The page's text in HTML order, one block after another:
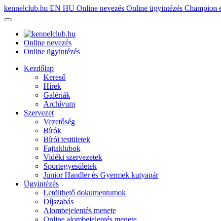
kennelclub.hu EN HU Online nevezés Online ügyintézés Champion
Online nevezés
Online ügyintézés
Kezdőlap
Kereső
Hírek
Galériák
Archívum
Szervezet
Vezetőség
Bírók
Bírói testületek
Fajtaklubok
Vidéki szervezetek
Sportegyesületek
Junior Handler és Gyermek kutyapár
Ügyintézés
Letölthető dokumentumok
Díjszabás
Alombejelentés menete
Online alombejelentés menete